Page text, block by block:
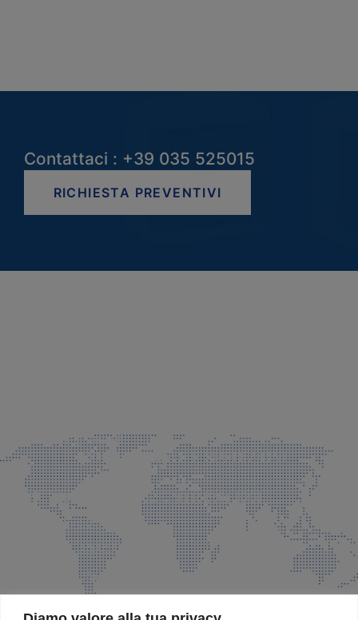
Contattaci : +39 035 525015
RICHIESTA PREVENTIVI
info@faeg.it
COMMERCIALE E SPEDIZIONI
Via Padre Elzi, 32 Grassobbio (BG)
035 525015
035 335037
info@faeg.it
SITE MAP